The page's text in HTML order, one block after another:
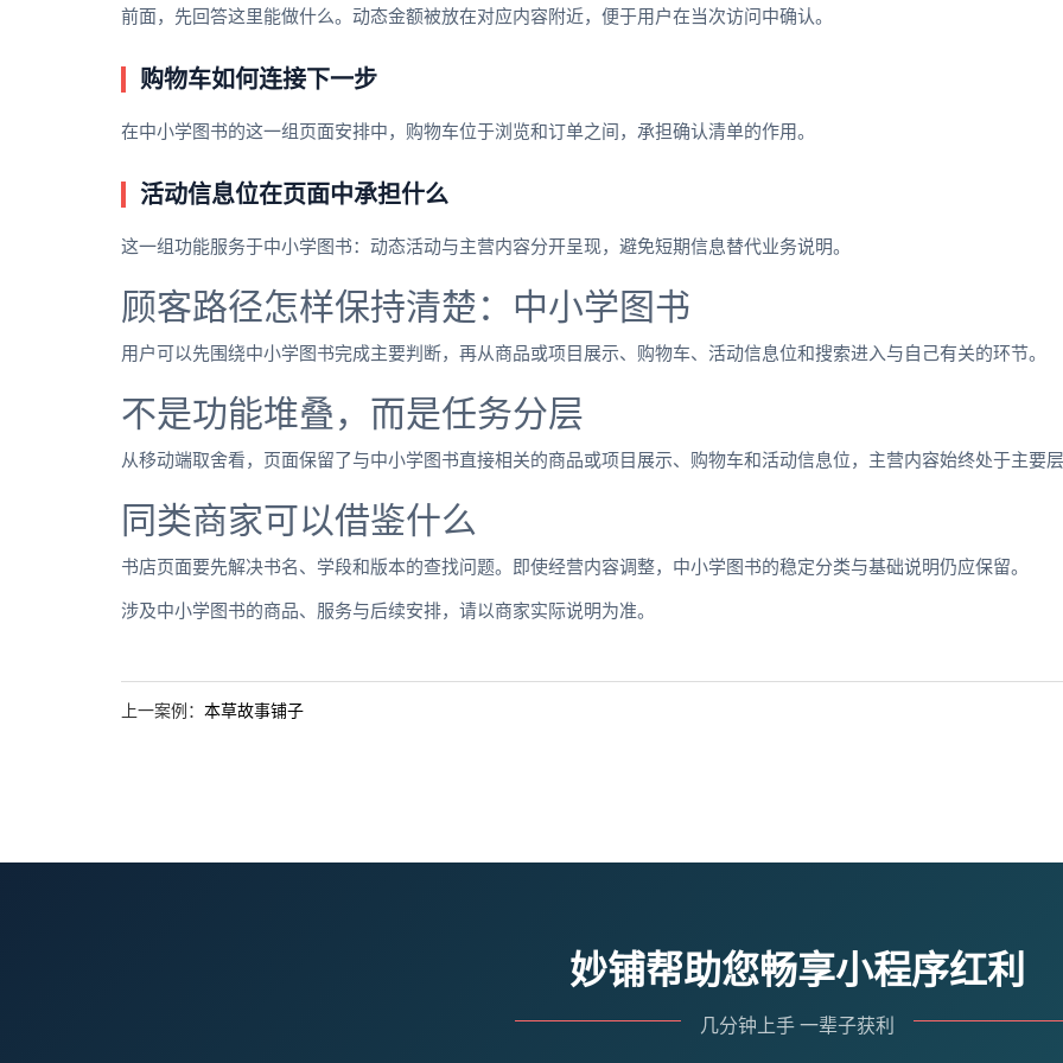
前面，先回答这里能做什么。动态金额被放在对应内容附近，便于用户在当次访问中确认。
购物车如何连接下一步
在中小学图书的这一组页面安排中，购物车位于浏览和订单之间，承担确认清单的作用。
活动信息位在页面中承担什么
这一组功能服务于中小学图书：动态活动与主营内容分开呈现，避免短期信息替代业务说明。
顾客路径怎样保持清楚：中小学图书
用户可以先围绕中小学图书完成主要判断，再从商品或项目展示、购物车、活动信息位和搜索进入与自己有关的环节。
不是功能堆叠，而是任务分层
从移动端取舍看，页面保留了与中小学图书直接相关的商品或项目展示、购物车和活动信息位，主营内容始终处于主要
同类商家可以借鉴什么
书店页面要先解决书名、学段和版本的查找问题。即使经营内容调整，中小学图书的稳定分类与基础说明仍应保留。
涉及中小学图书的商品、服务与后续安排，请以商家实际说明为准。
上一案例： 本草故事铺子
妙铺帮助您畅享小程序红利
几分钟上手 一辈子获利